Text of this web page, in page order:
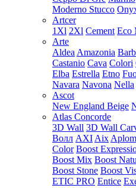
Moderno Stucco
Artcer
1Xl 2Xl Cement Eco
Arte
Aldea Amazonia
Castanio Cava Colori
Elba Estrella Etno
Navara Navona Nella
Ascot
New England Beige
Atlas Concorde
3D Wall 3D Wall
Волл AXI Aix
Color Boost
Boost Mix Boost
Boost Stone Boost
ETIC PRO Entice